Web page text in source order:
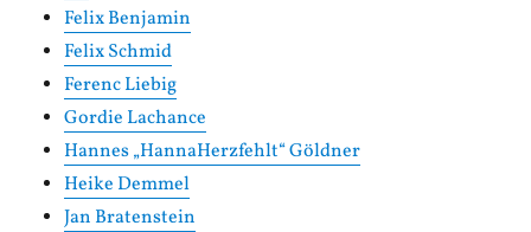
Felix Benjamin
Felix Schmid
Ferenc Liebig
Gordie Lachance
Hannes „HannaHerzfehlt“ Göldner
Heike Demmel
Jan Bratenstein